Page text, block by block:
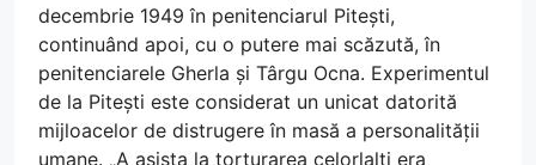
decembrie 1949 în penitenciarul Pitești,
continuând apoi, cu o putere mai scăzută, în
penitenciarele Gherla și Târgu Ocna. Experimentul
de la Pitești este considerat un unicat datorită
mijloacelor de distrugere în masă a personalității
umane. „A asista la torturarea celorlalți era